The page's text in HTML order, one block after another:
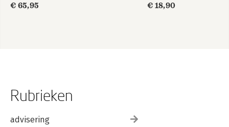
€ 65,95
€ 18,90
Rubrieken
advisering